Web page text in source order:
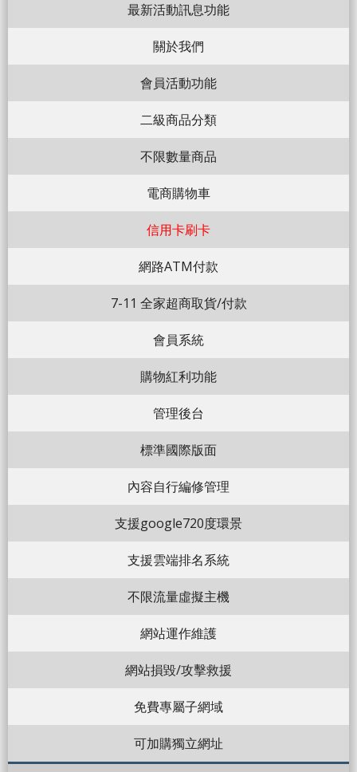
最新活動訊息功能
關於我們
會員活動功能
二級商品分類
不限數量商品
電商購物車
信用卡刷卡
網路ATM付款
7-11 全家超商取貨/付款
會員系統
購物紅利功能
管理後台
標準國際版面
內容自行編修管理
支援google720度環景
支援雲端排名系統
不限流量虛擬主機
網站運作維護
網站損毀/攻擊救援
免費專屬子網域
可加購獨立網址